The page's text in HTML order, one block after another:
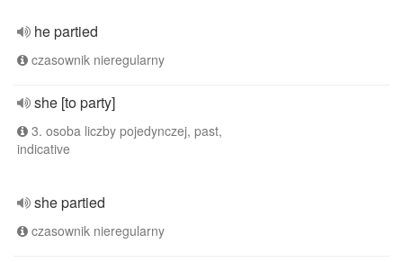
he partied
czasownik nieregularny
she [to party]
3. osoba liczby pojedynczej, past,
indicative
she partied
czasownik nieregularny